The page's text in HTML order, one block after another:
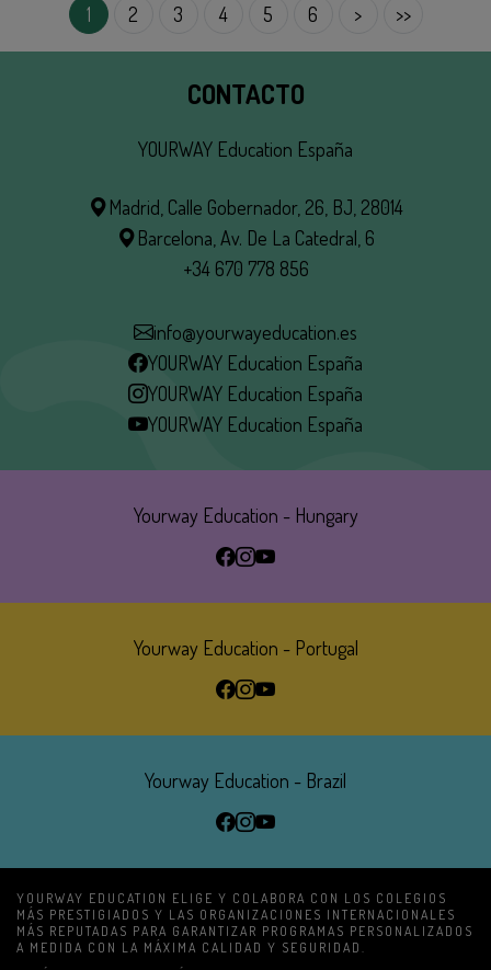
PAGINACIÓN1 2 3 4 5 6
Siguiente
página
>
Última
página
>>
CONTACTO
YOURWAY Education España
Madrid, Calle Gobernador, 26, BJ, 28014
Barcelona, Av. De La Catedral, 6
+34 670 778 856
info@yourwayeducation.es
YOURWAY Education España
YOURWAY Education España
YOURWAY Education España
Yourway Education - Hungary
Yourway Education - Portugal
Yourway Education - Brazil
YOURWAY EDUCATION ELIGE Y COLABORA CON LOS COLEGIOS
MÁS PRESTIGIADOS Y LAS ORGANIZACIONES INTERNACIONALES
MÁS REPUTADAS PARA GARANTIZAR PROGRAMAS PERSONALIZADOS
A MEDIDA CON LA MÁXIMA CALIDAD Y SEGURIDAD.